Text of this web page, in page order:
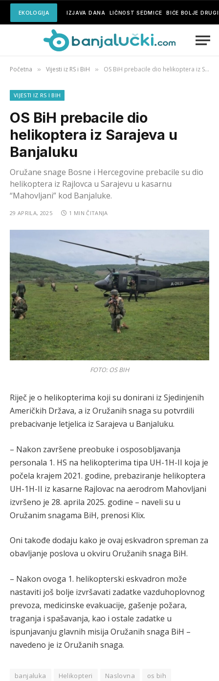
EKOLOGIJA IZJAVA DANA LIČNOST SEDMICE BIĆE BOLJE
Početna » Vijesti iz RS i BiH » OS BiH prebacile dio helikoptera iz Sarajeva u Banjaluku
VIJESTI IZ RS I BIH
OS BiH prebacile dio
helikoptera iz Sarajeva u
Banjaluku
Oružane snage Bosne i Hercegovine prebacile su dio
helikoptera iz Rajlovca u Sarajevu u kasarnu
“Mahovljani” kod Banjaluke.
29 APRILA, 2025 1 MIN ČITANJA
FOTO: OS BIH
Riječ je o helikopterima koji su donirani iz Sjedinjenih
Američkih Država, a iz Oružanih snaga su potvrdili
prebacivanje letjelica iz Sarajeva u Banjaluku.
– Nakon završene preobuke i osposobljavanja
personala 1. HS na helikopterima tipa UH-1H-II koja je
počela krajem 2021. godine, prebaziranje helikoptera
UH-1H-II iz kasarne Rajlovac na aerodrom Mahovljani
izvršeno je 28. aprila 2025. godine – naveli su u
Oružanim snagama BiH, prenosi Klix.
Oni takođe dodaju kako je ovaj eskvadron spreman za
obavljanje poslova u okviru Oružanih snaga BiH.
– Nakon ovoga 1. helikopterski eskvadron može
nastaviti još bolje izvršavati zadatke vazduhoplovnog
prevoza, medicinske evakuacije, gašenje požara,
traganja i spašavanja, kao i ostale zadatke u
ispunjavanju glavnih misija Oružanih snaga BiH –
navedeno je iz Oružanih snaga.
banjaluka Helikopteri Naslovna os bih